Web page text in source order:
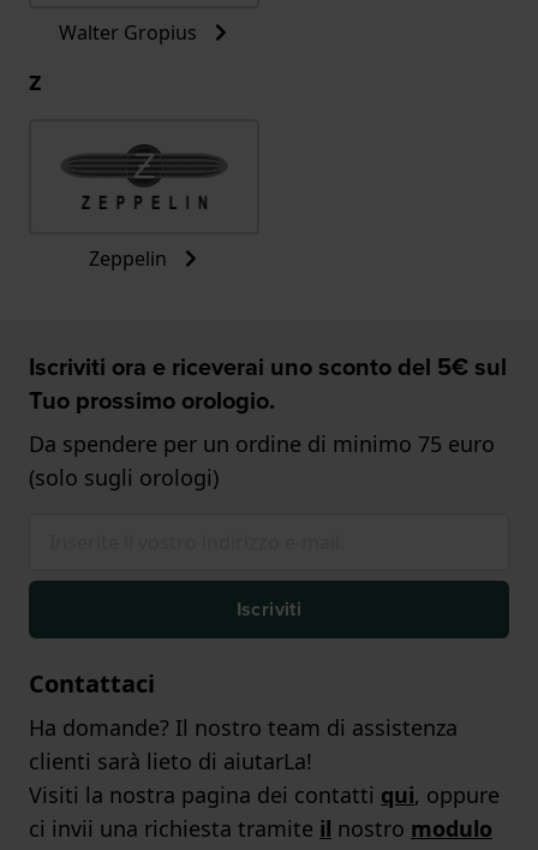
Walter Gropius
Z
Zeppelin
Iscriviti ora e riceverai uno sconto del 5€ sul
Tuo prossimo orologio.
Da spendere per un ordine di minimo 75 euro
(solo sugli orologi)
Iscriviti
Contattaci
Ha domande? Il nostro team di assistenza
clienti sarà lieto di aiutarLa!
Visiti la nostra pagina dei contatti qui, oppure
ci invii una richiesta tramite il nostro modulo